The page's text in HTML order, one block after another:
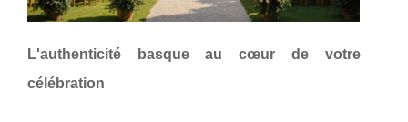
L'authenticité basque au cœur de votre
célébration